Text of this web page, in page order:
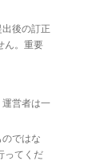
後の訂正
ん。重要
営者は一
ではな
ってくだ